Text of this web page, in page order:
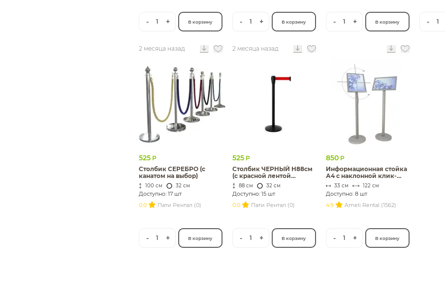
- 1 + В корзину - 1 + В корзину - 1 + В корзину - 1
2 месяца назад
525 Р
Столбик СЕРЕБРО (с
канатом на выбор)
100 см 32 см
Доступно: 17 шт
0.0
Пати Рентал (0)
- 1 + В корзину
2 месяца назад
525 Р
Столбик ЧЕРНЫЙ H88см
(с красной лентой
2,5м),пластик металл
88 см 32 см
Доступно: 15 шт
0.0
Пати Рентал (0)
- 1 + В корзину
850 Р
Информационная стойка
А4 с наклонной клик-
рамкой
33 см 122 см
Доступно: 8 шт
4.9
Ameli Rental (1562)
- 1 + В корзину